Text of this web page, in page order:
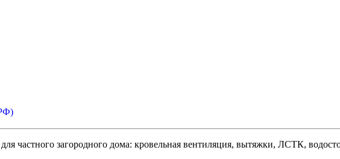
частного загородного дома: кровельная вентиляция, вытяжки, ЛСТК,